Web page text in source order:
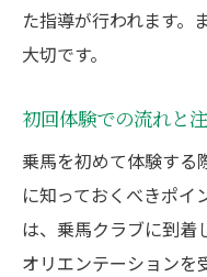
た指導が行われます。
大切です。
初回体験での流れと
乗馬を初めて体験する
に知っておくべきポイ
は、乗馬クラブに到着
オリエンテーションを